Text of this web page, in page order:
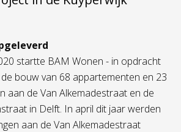
startte BAM Wonen - in opdracht
bouw van 68 appartementen en 23
aan de Van Alkemadestraat en de
in Delft. In april dit jaar werden
aan de Van Alkemadestraat